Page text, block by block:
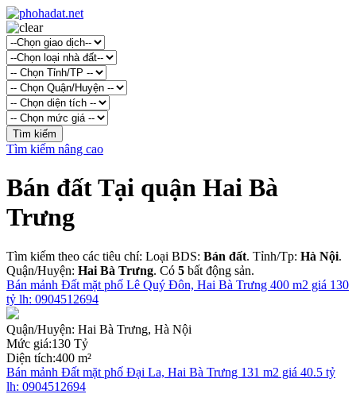
Tìm kiếm nâng cao
Bán đất Tại quận Hai Bà
Trưng
Tìm kiếm theo các tiêu chí: Loại BDS: Bán đất. Tỉnh/Tp: Hà Nội.
Quận/Huyện: Hai Bà Trưng. Có 5 bất động sản.
Bán mảnh Đất mặt phố Lê Quý Đôn, Hai Bà Trưng 400 m2 giá 130
tỷ lh: 0904512694
Quận/Huyện: Hai Bà Trưng, Hà Nội
Mức giá:130 Tỷ
Diện tích:400 m²
Bán mảnh Đất mặt phố Đại La, Hai Bà Trưng 131 m2 giá 40.5 tỷ
lh: 0904512694